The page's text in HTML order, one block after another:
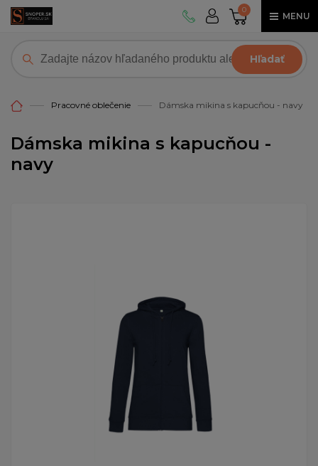
0
MENU
Hľadať
Pracovné oblečenie Dámska mikina s kapucňou - navy
Dámska mikina s kapucňou -
navy